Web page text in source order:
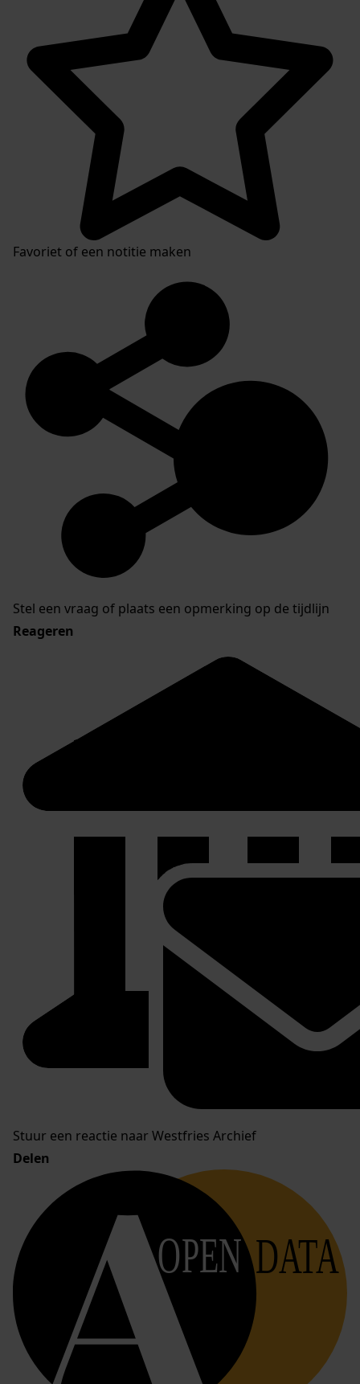
Favoriet of een notitie maken
Stel een vraag of plaats een opmerking op de tijdlijn
Reageren
Stuur een reactie naar Westfries Archief
Delen
OPEN DATA